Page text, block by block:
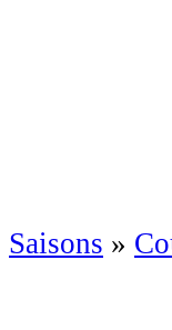
Saisons »